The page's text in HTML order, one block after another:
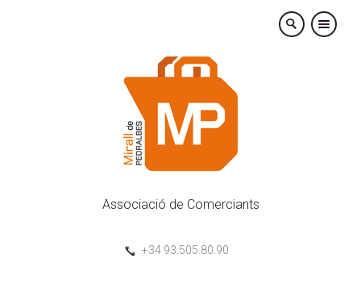
×
Associació de Comerciants
+34 93.505.80.90